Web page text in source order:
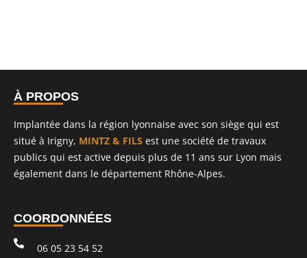
À PROPOS
Implantée dans la région lyonnaise avec son siège qui est
situé à Irigny, MINTZ & FILS est une société de travaux
publics qui est active depuis plus de 11 ans sur Lyon mais
également dans le département Rhône-Alpes.
COORDONNÉES
06 05 23 54 52